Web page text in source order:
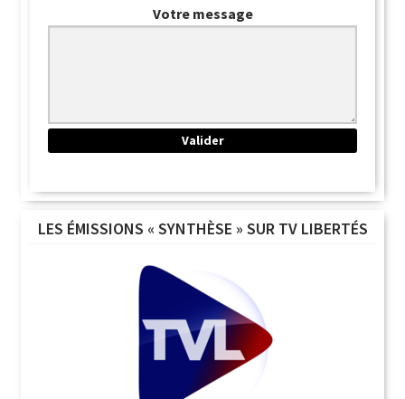
Votre message
LES ÉMISSIONS « SYNTHÈSE » SUR TV LIBERTÉS